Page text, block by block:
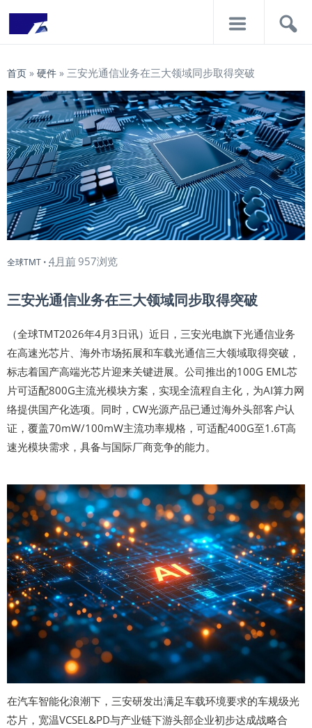
首页 » 硬件 » 三安光通信业务在三大领域同步取得突破
全球TMT • 4月前957浏览
三安光通信业务在三大领域同步取得突破
（全球TMT2026年4月3日讯）近日，三安光电旗下光通信业务
在高速光芯片、海外市场拓展和车载光通信三大领域取得突破，
标志着国产高端光芯片迎来关键进展。公司推出的100G EML芯
片可适配800G主流光模块方案，实现全流程自主化，为AI算力网
络提供国产化选项。同时，CW光源产品已通过海外头部客户认
证，覆盖70mW/100mW主流功率规格，可适配400G至1.6T高
速光模块需求，具备与国际厂商竞争的能力。
在汽车智能化浪潮下，三安研发出满足车载环境要求的车规级光
芯片，宽温VCSEL&PD与产业链下游头部企业初步达成战略合